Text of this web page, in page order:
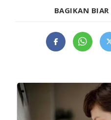
BAGIKAN BIAR